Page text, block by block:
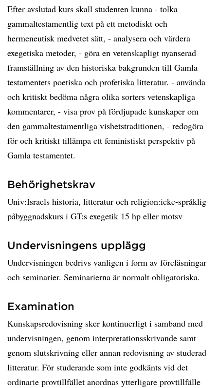
Efter avslutad kurs skall studenten kunna - tolka
gammaltestamentlig text på ett metodiskt och
hermeneutisk medvetet sätt, - analysera och värdera
exegetiska metoder, - göra en vetenskapligt nyanserad
framställning av den historiska bakgrunden till Gamla
testamentets poetiska och profetiska litteratur. - använda
och kritiskt bedöma några olika sorters vetenskapliga
kommentarer, - visa prov på fördjupade kunskaper om
den gammaltestamentliga vishetstraditionen, - redogöra
för och kritiskt tillämpa ett feministiskt perspektiv på
Gamla testamentet.
Behörighetskrav
Univ:Israels historia, litteratur och religion:icke-språklig
påbyggnadskurs i GT:s exegetik 15 hp eller motsv
Undervisningens upplägg
Undervisningen bedrivs vanligen i form av föreläsningar
och seminarier. Seminarierna är normalt obligatoriska.
Examination
Kunskapsredovisning sker kontinuerligt i samband med
undervisningen, genom interpretationsskrivande samt
genom slutskrivning eller annan redovisning av studerad
litteratur. För studerande som inte godkänts vid det
ordinarie provtillfället anordnas ytterligare provtillfälle